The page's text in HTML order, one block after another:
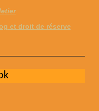
et droit de réserve